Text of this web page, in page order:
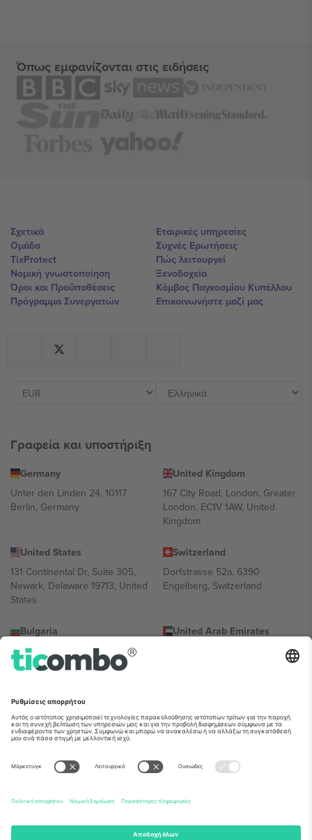
Όπως εμφανίζονται στις ειδήσεις
Σχετικά
Ομάδα
TixProtect
Νομική γνωστοποίηση
Όροι και Προΰποθέσεις
Πρόγραμμα Συνεργατών
Εταιρικές υπηρεσίες
Συχνές Ερωτήσεις
Πώς λειτουργεί
Ξενοδοχεία
Κόμβος Παγκοσμίου Κυπέλλου
Επικοινωνήστε μαζί μας
Γραφεία και υποστήριξη
Germany
Unter den Linden 24, 10117
Berlin, Germany
United Kingdom
167 City Road, London, Greater
London, EC1V 1AW, United
Kingdom
United States
131 Continental Dr, Suite 305,
Newark, Delaware 19713, United
States
Switzerland
Dorfstrasse 52a, 6390
Engelberg, Switzerland
Bulgaria
Regus Sofia City West, bul
Totleben 53-55, 1606 Sofia,
United Arab Emirates
UAE Dubai Silicon Oasis, DDP
Building A1, Office 302, Dubai,
Mexico
Av Chapultepec 360, Roma
Norte, Cuauhtémoc, 06700
Ciudad de México, CDMX,
Mexico
Η νομική οντότητα του παρόχου πλατφόρμας ενδέχεται να
τομέα. Για λεπτομέρειες ανατρέξτε στη σελίδα της συγκεκριμένης